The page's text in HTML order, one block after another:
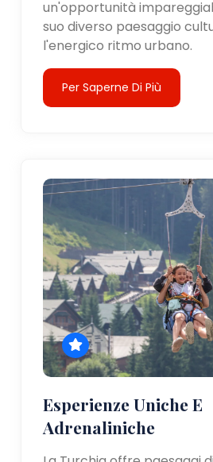
un'opportunità
suo diverso paesaggio
l'energico ritmo urbano.
Per Saperne Di Più
Esperienze Uniche E
Adrenaliniche